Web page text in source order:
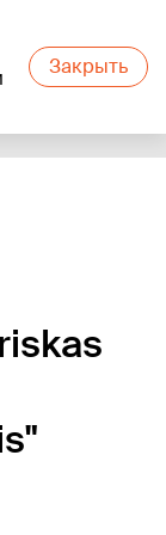
Закрыть